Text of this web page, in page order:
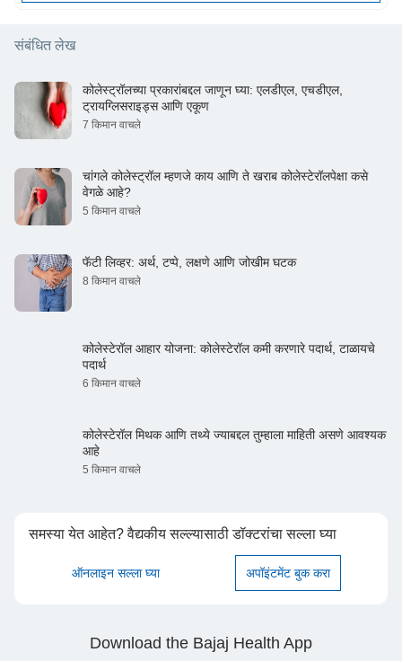
संबंधित लेख
कोलेस्ट्रॉलच्या प्रकारांबद्दल जाणून घ्या: एलडीएल, एचडीएल,
ट्रायग्लिसराइड्स आणि एकूण
7 किमान वाचले
चांगले कोलेस्ट्रॉल म्हणजे काय आणि ते खराब कोलेस्टेरॉलपेक्षा कसे
वेगळे आहे?
5 किमान वाचले
फॅटी लिव्हर: अर्थ, टप्पे, लक्षणे आणि जोखीम घटक
8 किमान वाचले
कोलेस्टेरॉल आहार योजना: कोलेस्टेरॉल कमी करणारे पदार्थ, टाळायचे
पदार्थ
6 किमान वाचले
कोलेस्टेरॉल मिथक आणि तथ्ये ज्याबद्दल तुम्हाला माहिती असणे आवश्यक
आहे
5 किमान वाचले
समस्या येत आहेत? वैद्यकीय सल्ल्यासाठी डॉक्टरांचा सल्ला घ्या
ऑनलाइन सल्ला घ्या अपॉइंटमेंट बुक करा
Download the Bajaj Health App